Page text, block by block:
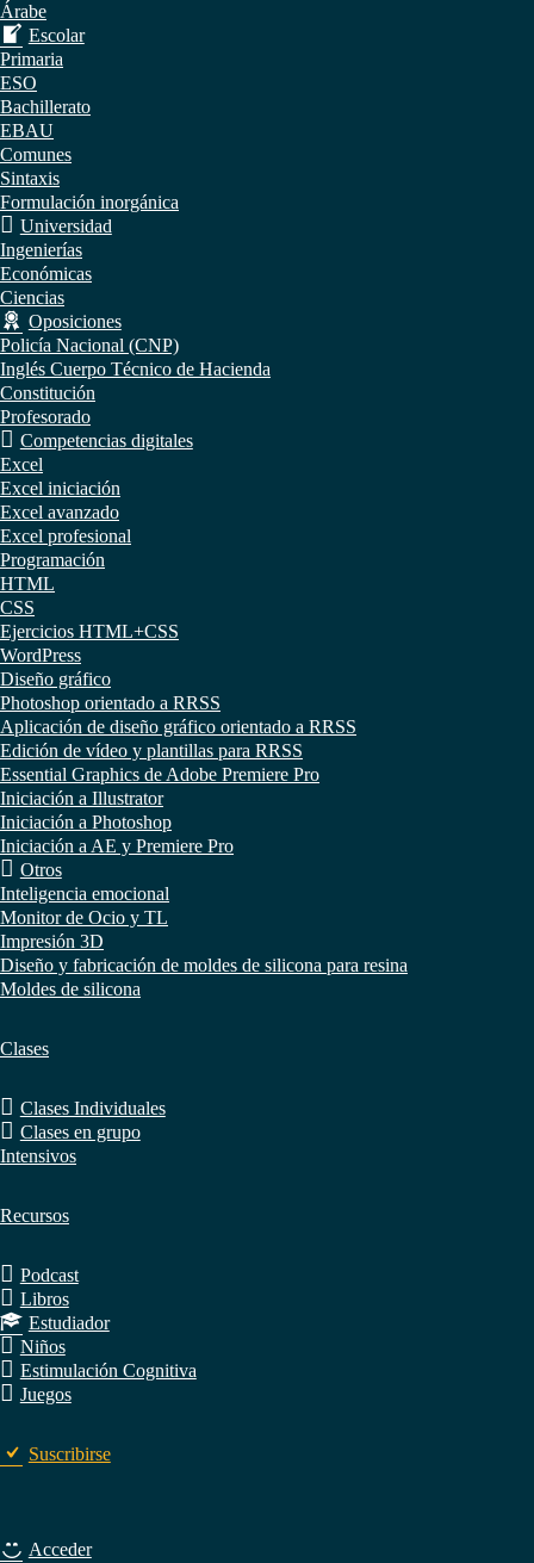
Árabe
Escolar
Primaria
ESO
Bachillerato
EBAU
Comunes
Sintaxis
Formulación inorgánica
Universidad
Ingenierías
Económicas
Ciencias
Oposiciones
Policía Nacional (CNP)
Inglés Cuerpo Técnico de Hacienda
Constitución
Profesorado
Competencias digitales
Excel
Excel iniciación
Excel avanzado
Excel profesional
Programación
HTML
CSS
Ejercicios HTML+CSS
WordPress
Diseño gráfico
Photoshop orientado a RRSS
Aplicación de diseño gráfico orientado a RRSS
Edición de vídeo y plantillas para RRSS
Essential Graphics de Adobe Premiere Pro
Iniciación a Illustrator
Iniciación a Photoshop
Iniciación a AE y Premiere Pro
Otros
Inteligencia emocional
Monitor de Ocio y TL
Impresión 3D
Diseño y fabricación de moldes de silicona para resina
Moldes de silicona
Clases
Clases Individuales
Clases en grupo
Intensivos
Recursos
Podcast
Libros
Estudiador
Niños
Estimulación Cognitiva
Juegos
Suscribirse
Acceder